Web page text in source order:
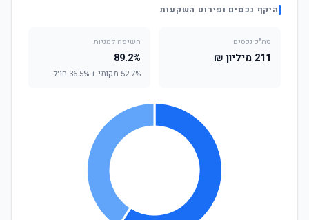
היקף נכסים ופירוט השקעות
סה"כ נכסים
211 מיליון ₪
חשיפה למניות
89.2%
52.7% מקומי + 36.5% חו"ל